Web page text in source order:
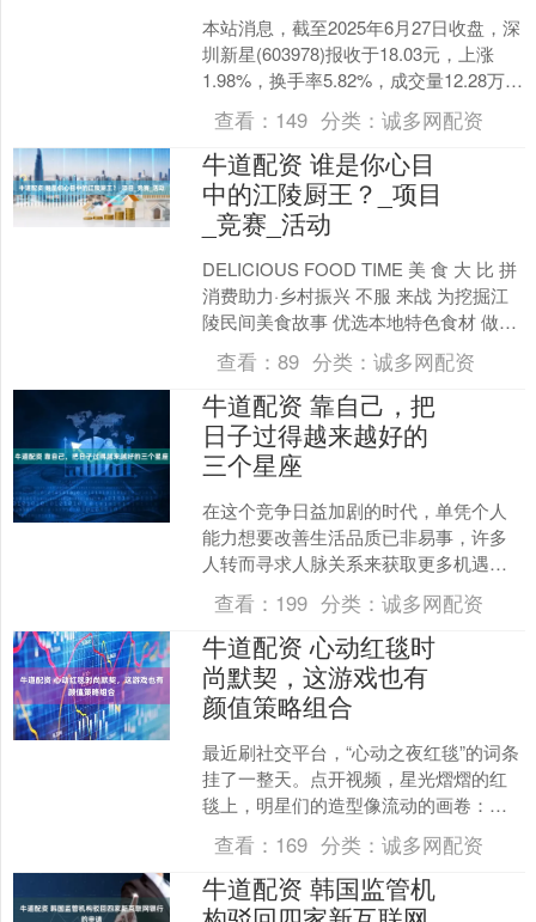
本站消息，截至2025年6月27日收盘，深
圳新星(603978)报收于18.03元，上涨
1.98%，换手率5.82%，成交量12.28万
手，成交额2.23亿元。....
查看： 149 分类：诚多网配资
牛道配资 谁是你心目
中的江陵厨王？_项目
_竞赛_活动
DELICIOUS FOOD TIME 美 食 大 比 拼
消费助力·乡村振兴 不服 来战 为挖掘江
陵民间美食故事 优选本地特色食材 做好
有故事的江陵美食 展现....
查看：89 分类：诚多网配资
牛道配资 靠自己，把
日子过得越来越好的
三个星座
在这个竞争日益加剧的时代，单凭个人
能力想要改善生活品质已非易事，许多
人转而寻求人脉关系来获取更多机遇。
然而，有这样一群人始终秉持着与众不
同的处世哲学——他们宁可....
查看： 199 分类：诚多网配资
牛道配资 心动红毯时
尚默契，这游戏也有
颜值策略组合
最近刷社交平台，“心动之夜红毯”的词条
挂了一整天。点开视频，星光熠熠的红
毯上，明星们的造型像流动的画卷：有
人穿渐变纱裙像走在银河里，有人用金
属配饰碰撞出未来感，....
查看： 169 分类：诚多网配资
牛道配资 韩国监管机